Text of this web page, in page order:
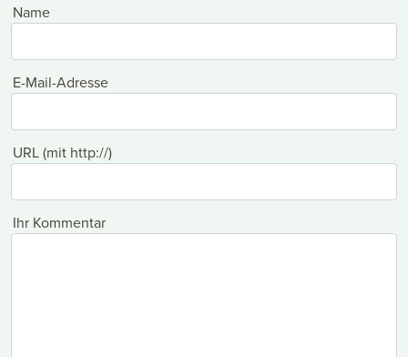
Name
E-Mail-Adresse
URL (mit http://)
Ihr Kommentar